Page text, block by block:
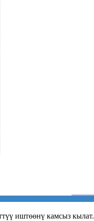
иштөөнү камсыз кылат.